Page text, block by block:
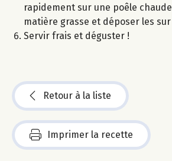
rapidement sur une poêle
matière grasse et déposer les
Servir frais et déguster !
Retour à la liste
Imprimer la recette